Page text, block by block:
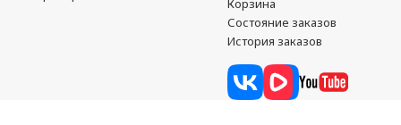
Корзина
Состояние заказов
История заказов